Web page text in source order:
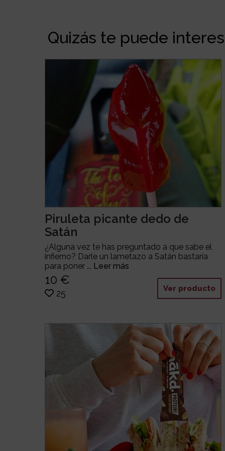
Quizás te puede
Piruleta picante dedo de
Satán
¿Alguna vez te has preguntado a que sabe el
infierno? Darle un lametazo a Satán bastaría
para poner ... Leer más
10 €
25 Ver producto